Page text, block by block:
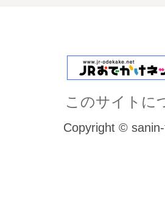
このサイトに
Copyright ©